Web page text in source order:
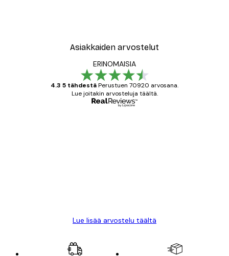
Asiakkaiden arvostelut
ERINOMAISIA
4.3 5 tähdestäPerustuen 70920 arvosana.
Lue joitakin arvosteluja täältä.
Lue lisää arvostelu täältä